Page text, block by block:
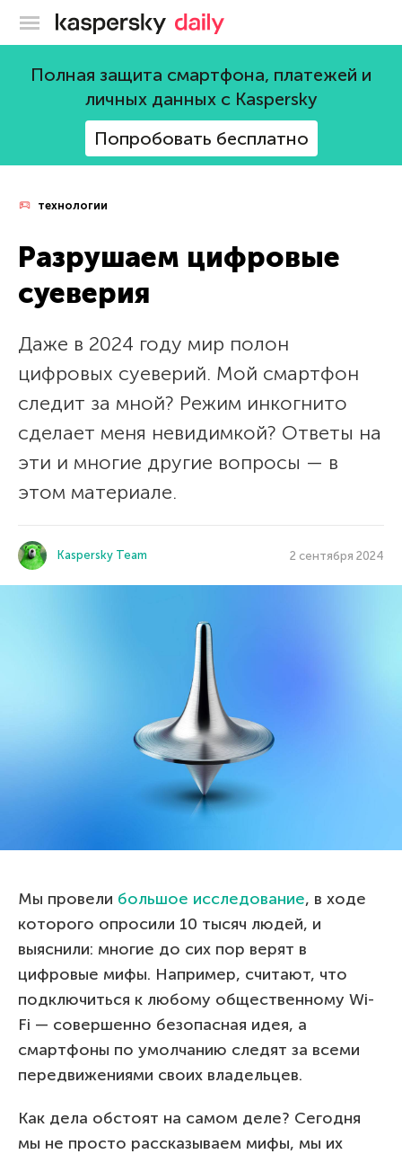
Блог Касперского
Полная защита смартфона, платежей и
личных данных с Kaspersky
Попробовать бесплатно
технологии
Разрушаем цифровые
суеверия
Даже в 2024 году мир полон
цифровых суеверий. Мой смартфон
следит за мной? Режим инкогнито
сделает меня невидимкой? Ответы на
эти и многие другие вопросы — в
этом материале.
Kaspersky Team 2 сентября 2024
Мы провели большое исследование, в ходе
которого опросили 10 тысяч людей, и
выяснили: многие до сих пор верят в
цифровые мифы. Например, считают, что
подключиться к любому общественному Wi-
Fi — совершенно безопасная идея, а
смартфоны по умолчанию следят за всеми
передвижениями своих владельцев.
Как дела обстоят на самом деле? Сегодня
мы не просто рассказываем мифы, мы их